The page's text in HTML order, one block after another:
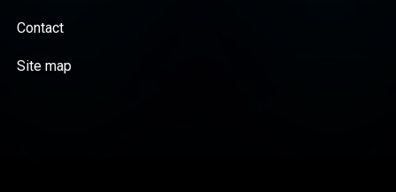
Contact
Site map